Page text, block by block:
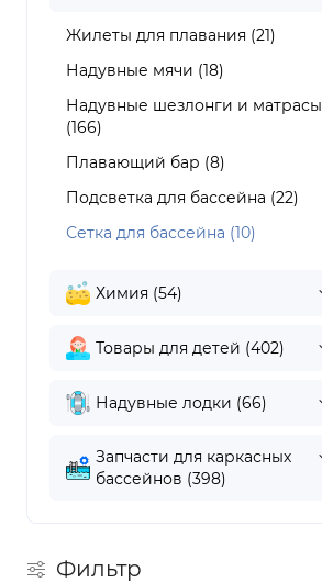
Жилеты для плавания (21)
Надувные мячи (18)
Надувные шезлонги и матрасы
(166)
Плавающий бар (8)
Подсветка для бассейна (22)
Сетка для бассейна (10)
Химия (54)
Товары для детей (402)
Надувные лодки (66)
Запчасти для каркасных
бассейнов (398)
Фильтр